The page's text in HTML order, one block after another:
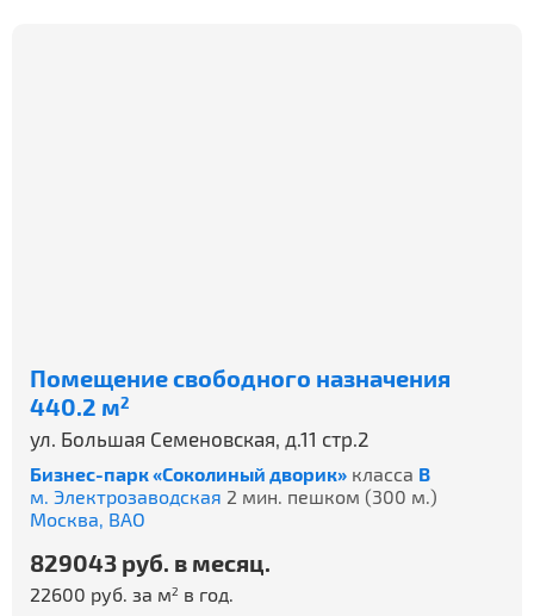
Помещение свободного назначения
440.2 м2
ул. Большая Семеновская, д.11 стр.2
Бизнес-парк «Соколиный дворик» класса B
м. Электрозаводская 2 мин. пешком (300 м.)
Москва, ВАО
829043 руб. в месяц.
22600 руб. за м2 в год.